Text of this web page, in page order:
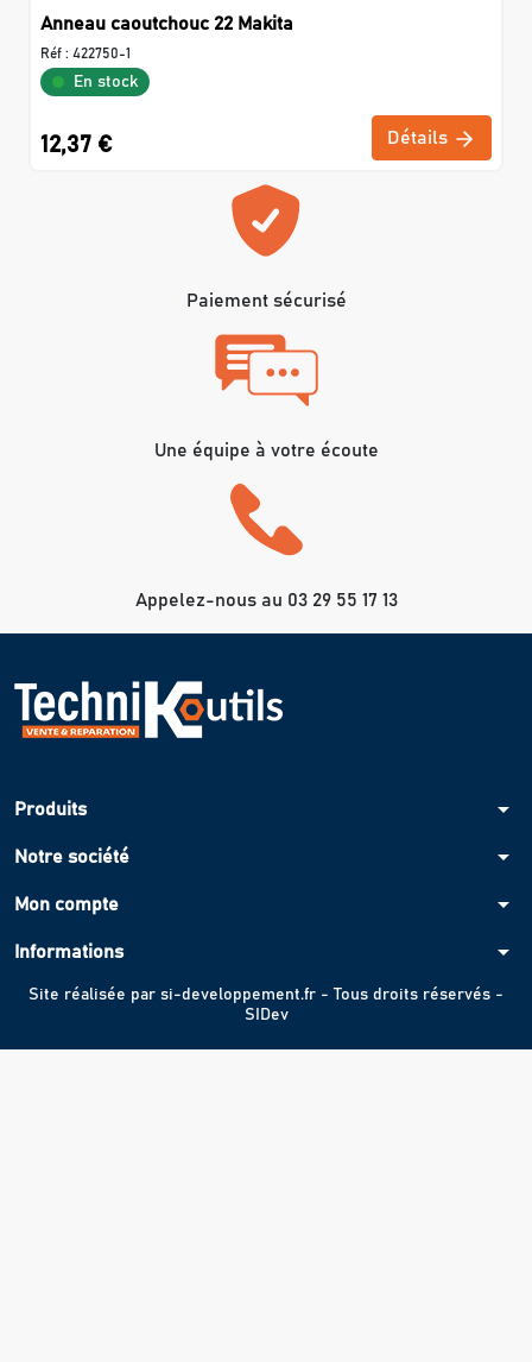
Anneau caoutchouc 22 Makita
Réf : 422750-1
En stock
12,37 € Détails
Paiement sécurisé
Une équipe à votre écoute
Appelez-nous au 03 29 55 17 13
Produits arrow_drop_down
Notre société arrow_drop_down
Mon compte arrow_drop_down
Informations arrow_drop_down
Site réalisée par si-developpement.fr - Tous droits réservés -
SIDev